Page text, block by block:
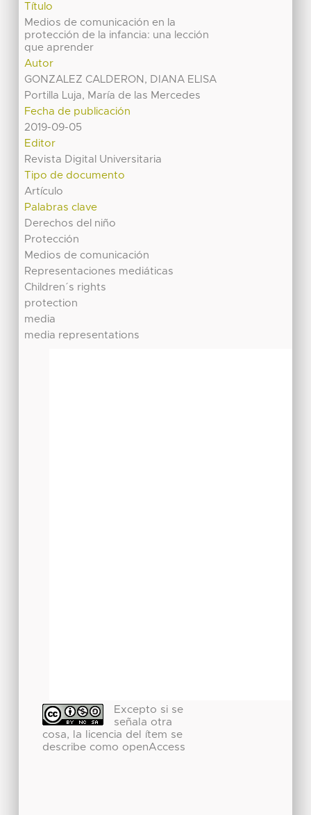
Título
Medios de comunicación en la
protección de la infancia: una lección
que aprender
Autor
GONZALEZ CALDERON, DIANA ELISA
Portilla Luja, María de las Mercedes
Fecha de publicación
2019-09-05
Editor
Revista Digital Universitaria
Tipo de documento
Artículo
Palabras clave
Derechos del niño
Protección
Medios de comunicación
Representaciones mediáticas
Children´s rights
protection
media
media representations
Excepto si se
señala otra
cosa, la licencia del ítem se
describe como openAccess